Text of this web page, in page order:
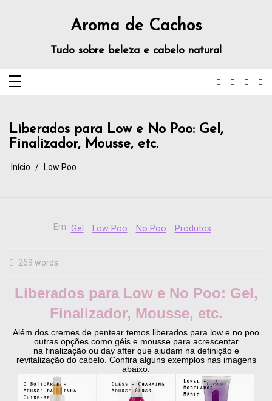
Aroma de Cachos
Tudo sobre beleza e cabelo natural
Liberados para Low e No Poo: Gel,
Finalizador, Mousse, etc.
Início Low Poo
Em Gel Low Poo No Poo Produtos
269 words
Liberados para Low e No Poo: Gel,
Finalizador, Mousse, etc.
Além dos cremes de pentear temos liberados para low e no poo
outras opções como géis e mousse para acrescentar
na finalização ou day after que ajudam na definição e
revitalização do cabelo. Confira alguns exemplos nas imagens
abaixo.